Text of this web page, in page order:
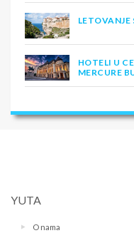
LETOVANJE
HOTELI U
MERCURE
YUTA
O nama